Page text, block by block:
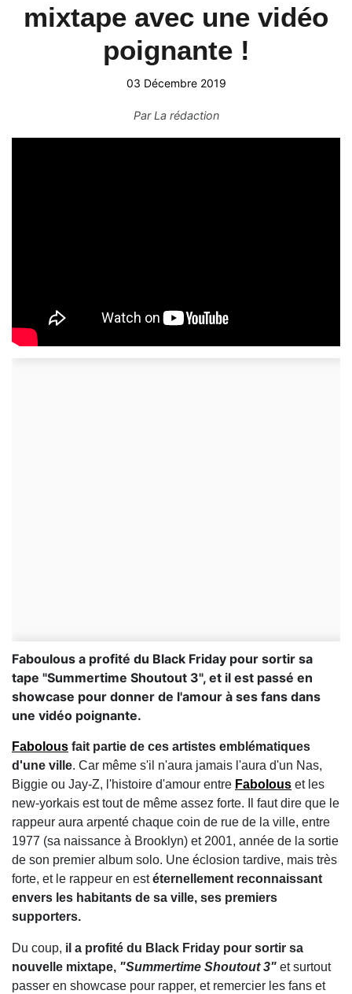
mixtape avec une vidéo
poignante !
03 Décembre 2019
ParLa rédaction
Faboulous a profité du Black Friday pour sortir sa
tape "Summertime Shoutout 3", et il est passé en
showcase pour donner de l'amour à ses fans dans
une vidéo poignante.
Fabolous fait partie de ces artistes emblématiques
d'une ville. Car même s'il n'aura jamais l'aura d'un Nas,
Biggie ou Jay-Z, l'histoire d'amour entre Fabolous et les
new-yorkais est tout de même assez forte. Il faut dire que le
rappeur aura arpenté chaque coin de rue de la ville, entre
1977 (sa naissance à Brooklyn) et 2001, année de la sortie
de son premier album solo. Une éclosion tardive, mais très
forte, et le rappeur en estéternellement reconnaissant
envers les habitants de sa ville, ses premiers
supporters.
Du coup, il a profité du Black Friday pour sortir sa
nouvelle mixtape, "Summertime Shoutout 3" et surtout
passer en showcase pour rapper, et remercier les fans et